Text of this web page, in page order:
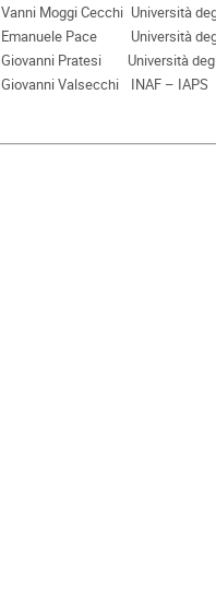
Vanni Moggi Cecchi Università
Emanuele Pace
Università
Giovanni Pratesi
Università
Giovanni Valsecchi
INAF – IAPS